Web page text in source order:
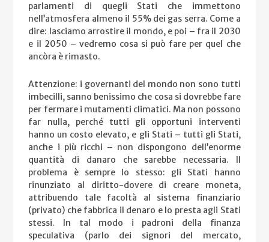
parlamenti di quegli Stati che immettono
nell’atmosfera almeno il 55% dei gas serra. Come a
dire: lasciamo arrostire il mondo, e poi – fra il 2030
e il 2050 – vedremo cosa si può fare per quel che
ancòra è rimasto.
Attenzione: i governanti del mondo non sono tutti
imbecilli, sanno benissimo che cosa si dovrebbe fare
per fermare i mutamenti climatici. Ma non possono
far nulla, perché tutti gli opportuni interventi
hanno un costo elevato, e gli Stati – tutti gli Stati,
anche i più ricchi – non dispongono dell’enorme
quantità di danaro che sarebbe necessaria. Il
problema è sempre lo stesso: gli Stati hanno
rinunziato al diritto-dovere di creare moneta,
attribuendo tale facoltà al sistema finanziario
(privato) che fabbrica il denaro e lo presta agli Stati
stessi. In tal modo i padroni della finanza
speculativa (parlo dei signori del mercato,